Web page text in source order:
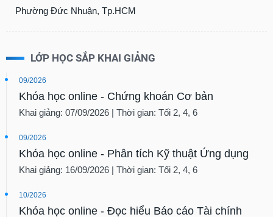
Phường Đức Nhuận, Tp.HCM
LỚP HỌC SẮP KHAI GIẢNG
09/2026
Khóa học online - Chứng khoán Cơ bản
Khai giảng: 07/09/2026 | Thời gian: Tối 2, 4, 6
09/2026
Khóa học online - Phân tích Kỹ thuật Ứng dụng
Khai giảng: 16/09/2026 | Thời gian: Tối 2, 4, 6
10/2026
Khóa học online - Đọc hiểu Báo cáo Tài chính
tài